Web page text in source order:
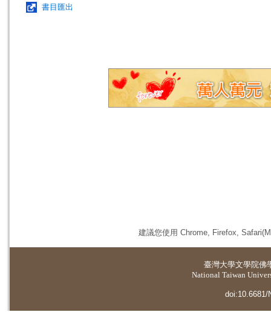
書目匯出
建議您使用 Chrome, Firefox,
臺灣大學文學院佛
National Taiwan
doi:10.6681/